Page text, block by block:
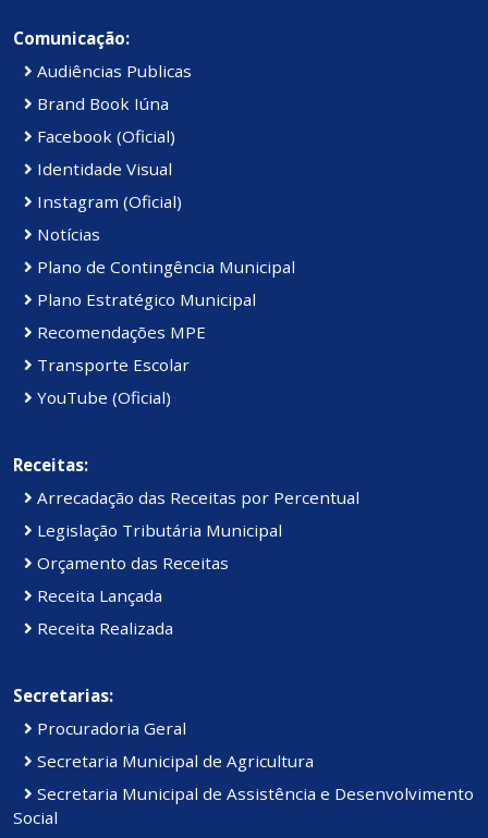
Comunicação:
Audiências Publicas
Brand Book Iúna
Facebook (Oficial)
Identidade Visual
Instagram (Oficial)
Notícias
Plano de Contingência Municipal
Plano Estratégico Municipal
Recomendações MPE
Transporte Escolar
YouTube (Oficial)
Receitas:
Arrecadação das Receitas por Percentual
Legislação Tributária Municipal
Orçamento das Receitas
Receita Lançada
Receita Realizada
Secretarias:
Procuradoria Geral
Secretaria Municipal de Agricultura
Secretaria Municipal de Assistência e Desenvolvimento
Social